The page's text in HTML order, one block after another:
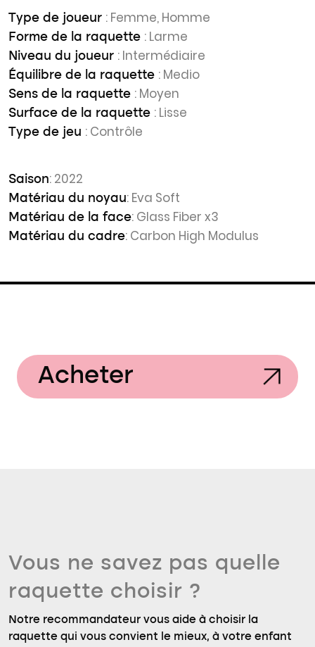
Type de joueur : Femme, Homme
Forme de la raquette : Larme
Niveau du joueur : Intermédiaire
Équilibre de la raquette : Medio
Sens de la raquette : Moyen
Surface de la raquette : Lisse
Type de jeu : Contrôle
Saison: 2022
Matériau du noyau: Eva Soft
Matériau de la face: Glass Fiber x3
Matériau du cadre: Carbon High Modulus
Acheter
Vous ne savez pas quelle
raquette choisir ?
Notre recommandateur vous aide à choisir la
raquette qui vous convient le mieux, à votre enfant